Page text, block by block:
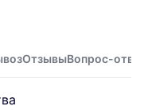
ОтзывыВопрос-